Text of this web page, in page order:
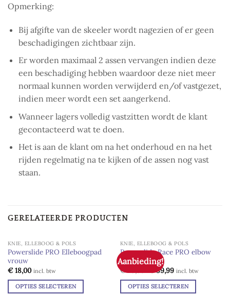
Opmerking:
Bij afgifte van de skeeler wordt nagezien of er geen
beschadigingen zichtbaar zijn.
Er worden maximaal 2 assen vervangen indien deze
een beschadiging hebben waardoor deze niet meer
normaal kunnen worden verwijderd en/of vastgezet,
indien meer wordt een set aangerkend.
Wanneer lagers volledig vastzitten wordt de klant
gecontacteerd wat te doen.
Het is aan de klant om na het onderhoud en na het
rijden regelmatig na te kijken of de assen nog vast
staan.
GERELATEERDE PRODUCTEN
KNIE, ELLEBOOG & POLS
Powerslide PRO Elleboogpad
vrouw
€18,00 incl. btw
OPTIES SELECTEREN
Aanbieding!
KNIE, ELLEBOOG & POLS
Powerslide Race PRO elbow
sleeve Black
€49,99 Oorspronkelijke
prijs
was:
€ 49,99.
€39,99Huidige
is:
€ 39,99.
incl. btw
OPTIES SELECTEREN